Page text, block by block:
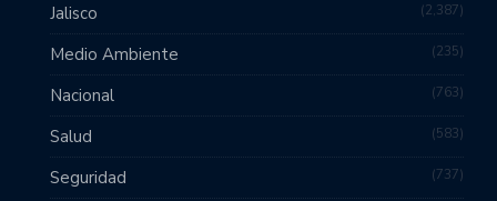
Jalisco 2,387
Medio Ambiente 235
Nacional 763
Salud 583
Seguridad 737